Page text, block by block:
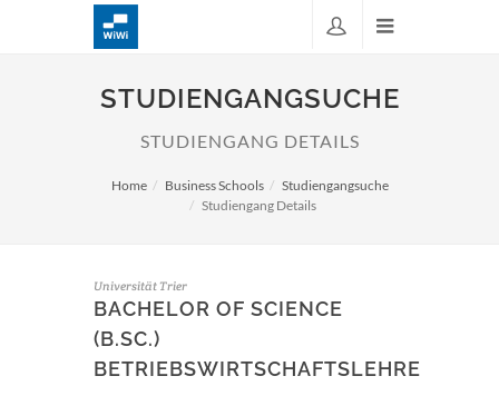
STUDIENGANGSUCHE
STUDIENGANG DETAILS
Home Business Schools
Studiengangsuche
Studiengang Details
Universität Trier
BACHELOR OF SCIENCE
(B.SC.)
BETRIEBSWIRTSCHAFTSLEHRE